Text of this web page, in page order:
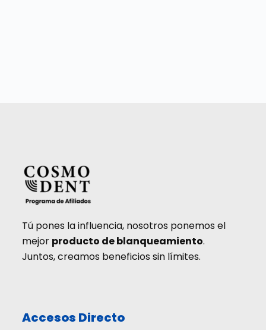
Tú pones la influencia, nosotros ponemos el
mejor producto de blanqueamiento.
Juntos, creamos beneficios sin límites.
Accesos Directo